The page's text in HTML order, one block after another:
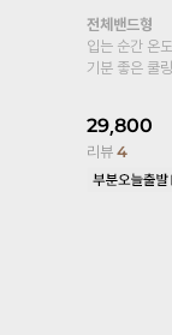
복대형
봄, 여름 착용
10부 레깅스~
19,800
리뷰 13,329